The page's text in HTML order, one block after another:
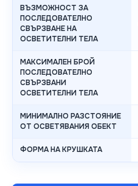
ВЪЗМОЖНОСТ ЗА
ПОСЛЕДОВАТЕЛНО
СВЪРЗВАНЕ НА
ОСВЕТИТЕЛНИ ТЕЛА
МАКСИМАЛЕН БРОЙ
ПОСЛЕДОВАТЕЛНО
СВЪРЗВАНИ
ОСВЕТИТЕЛНИ ТЕЛА
МИНИМАЛНО РАЗСТОЯНИЕ
ОТ ОСВЕТЯВАНИЯ ОБЕКТ
ФОРМА НА КРУШКАТА